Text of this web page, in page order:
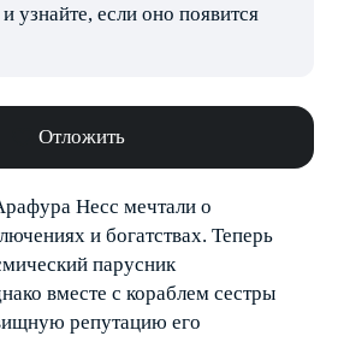
узнайте, если оно появится
Отложить
Несс мечтали о
и богатствах. Теперь
парусник
вместе с кораблем сестры
репутацию его